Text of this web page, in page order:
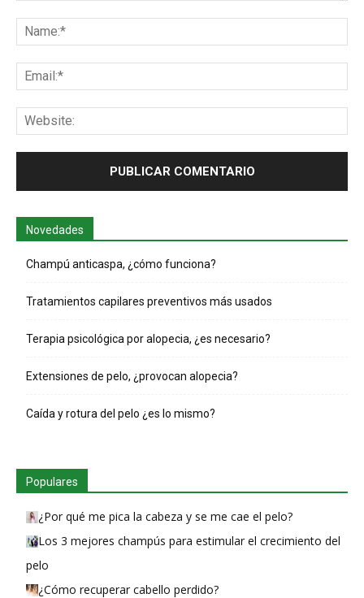
Novedades
Champú anticaspa, ¿cómo funciona?
Tratamientos capilares preventivos más usados
Terapia psicológica por alopecia, ¿es necesario?
Extensiones de pelo, ¿provocan alopecia?
Caída y rotura del pelo ¿es lo mismo?
Populares
¿Por qué me pica la cabeza y se me cae el pelo?
Los 3 mejores champús para estimular el crecimiento del
pelo
¿Cómo recuperar cabello perdido?